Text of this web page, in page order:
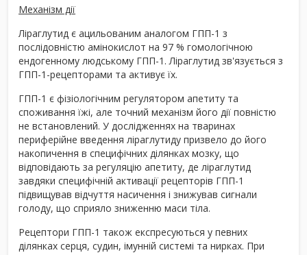
Механізм дії
Ліраглутид є ацильованим аналогом ГПП-1 з
послідовністю амінокислот на 97 % гомологічною
ендогенному людському ГПП-1. Ліраглутид зв'язується з
ГПП-1-рецепторами та активує їх.
ГПП-1 є фізіологічним регулятором апетиту та
споживання їжі, але точний механізм його дії повністю
не встановлений. У дослідженнях на тваринах
периферійне введення ліраглутиду призвело до його
накопичення в специфічних ділянках мозку, що
відповідають за регуляцію апетиту, де ліраглутид
завдяки специфічній активації рецепторів ГПП-1
підвищував відчуття насичення і знижував сигнали
голоду, що сприяло зниженню маси тіла.
Рецептори ГПП-1 також експресуються у певних
ділянках серця, судин, імунній системі та нирках. При